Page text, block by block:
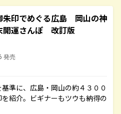
印でめぐる広島 岡山の神
運さんぽ 改訂版
発売
基準に、広島・岡山の約４３００
紹介。ビギナーもツウも納得の